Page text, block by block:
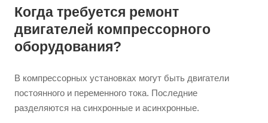
Когда требуется ремонт
двигателей компрессорного
оборудования?
В компрессорных установках могут быть двигатели
постоянного и переменного тока. Последние
разделяются на синхронные и асинхронные.